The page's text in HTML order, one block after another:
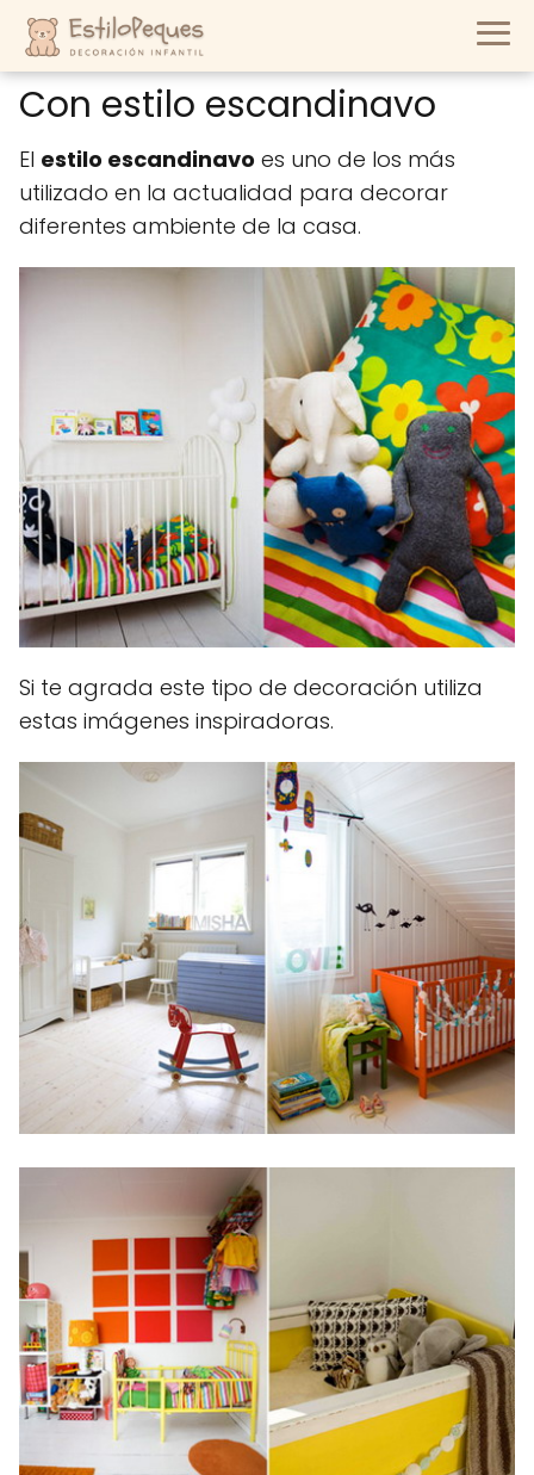
Con estilo escandinavo
El estilo escandinavo es uno de los más
utilizado en la actualidad para decorar
diferentes ambiente de la casa.
Si te agrada este tipo de decoración utiliza
estas imágenes inspiradoras.